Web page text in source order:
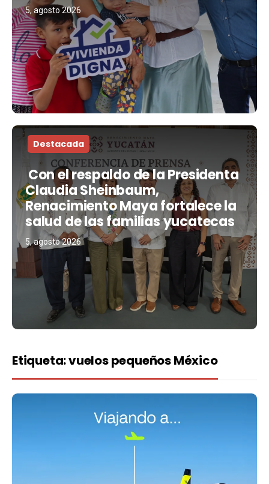
5, agosto 2026
Destacada
Con el respaldo de la Presidenta
Claudia Sheinbaum,
Renacimiento Maya fortalece la
salud de las familias yucatecas
5, agosto 2026
Etiqueta:vuelos pequeños México